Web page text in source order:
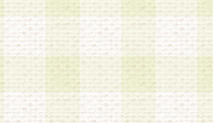
による会員登録手続
ても、会員登録の取り
断する方法・手段に